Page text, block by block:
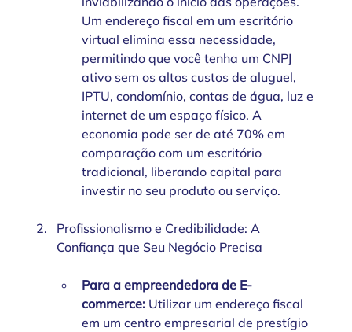
Um endereço fiscal em um escritório
virtual elimina essa necessidade,
permitindo que você tenha um CNPJ
ativo sem os altos custos de aluguel,
IPTU, condomínio, contas de água, luz e
internet de um espaço físico. A
economia pode ser de até 70% em
comparação com um escritório
tradicional, liberando capital para
investir no seu produto ou serviço.
Profissionalismo e Credibilidade: A
Confiança que Seu Negócio Precisa
Para a empreendedora de E-
commerce: Utilizar um endereço fiscal
em um centro empresarial de prestígio